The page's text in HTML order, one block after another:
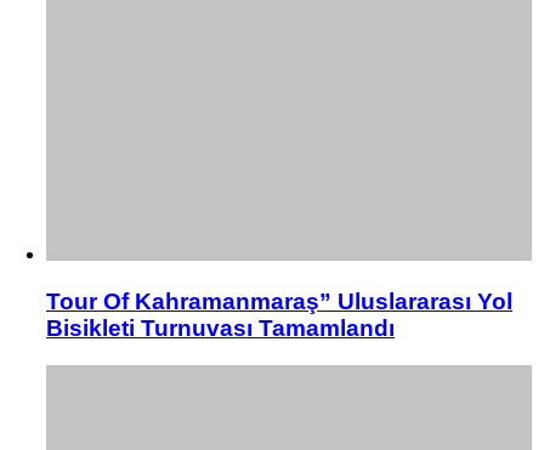
Tour Of Kahramanmaraş” Uluslararası Yol
Bisikleti Turnuvası Tamamlandı